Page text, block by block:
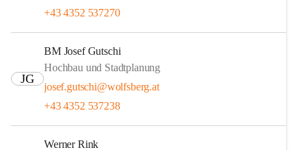
+43 4352 537270
JG
BM Josef Gutschi
Hochbau und Stadtplanung
josef.gutschi@wolfsberg.at
+43 4352 537238
Werner Rink